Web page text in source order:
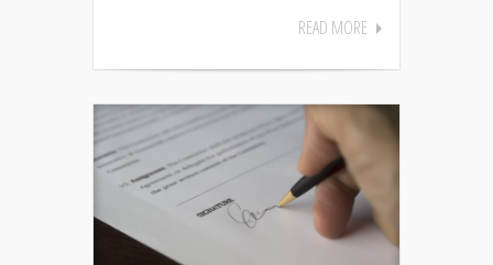
READ MORE